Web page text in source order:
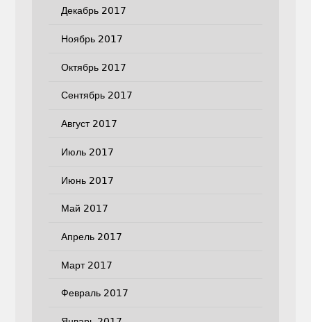
Декабрь 2017
Ноябрь 2017
Октябрь 2017
Сентябрь 2017
Август 2017
Июль 2017
Июнь 2017
Май 2017
Апрель 2017
Март 2017
Февраль 2017